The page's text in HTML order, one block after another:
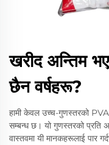
खरीद अन्तिम
छैन वर्षहरू?
हामी केवल उच्च-गुणस्तरको PVA
सम्बन्ध छ। यो गुणस्तरको प्रति
वास्तवमा यी मानकहरूलाई पार